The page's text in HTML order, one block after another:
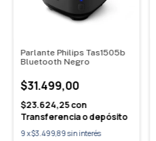
Parlante Philips Tas1505b
Bluetooth Negro
$31.499,00
$23.624,25con
Transferencia o depósito
9x$3.499,89sin interés